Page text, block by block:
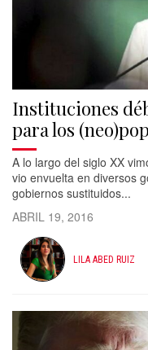
Instituciones
para los
A lo largo del siglo XX
vio envuelta en diversos
gobiernos sustituidos...
ABRIL 19, 2016
LILA ABED RUIZ